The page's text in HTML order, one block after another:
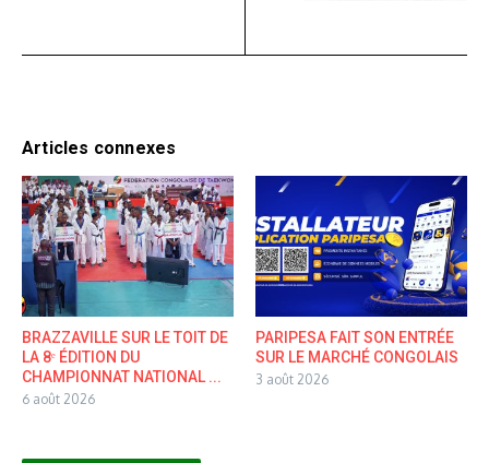
Articles connexes
BRAZZAVILLE SUR LE TOIT DE
LA 8ᵉ ÉDITION DU
CHAMPIONNAT NATIONAL ...
6 août 2026
PARIPESA FAIT SON ENTRÉE
SUR LE MARCHÉ CONGOLAIS
3 août 2026